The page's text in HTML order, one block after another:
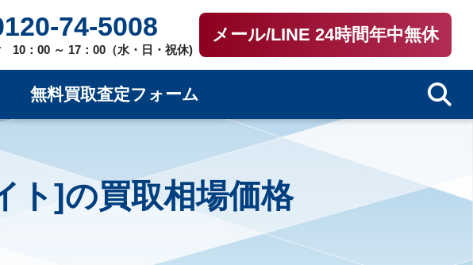
74-5008
10：00 ～ 17：00（水・日・祝休)
メール/LINE 24時間年中無休
無料買取査定フォーム
ト]の買取相場価格